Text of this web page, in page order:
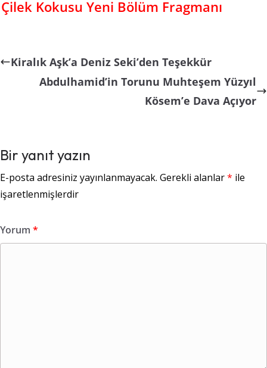
Çilek Kokusu Yeni Bölüm Fragmanı
Kiralık Aşk’a Deniz Seki’den Teşekkür
Abdulhamid’in Torunu Muhteşem Yüzyıl
Kösem’e Dava Açıyor
Bir yanıt yazın
E-posta adresiniz yayınlanmayacak. Gerekli alanlar* ile
işaretlenmişlerdir
Yorum *